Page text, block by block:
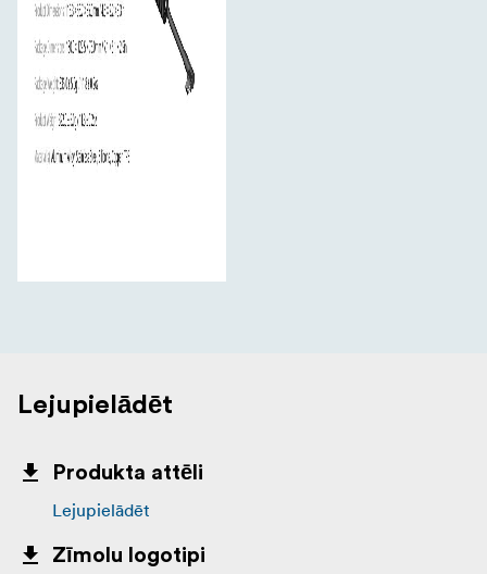
Lejupielādēt
Produkta attēli
Lejupielādēt
Zīmolu logotipi